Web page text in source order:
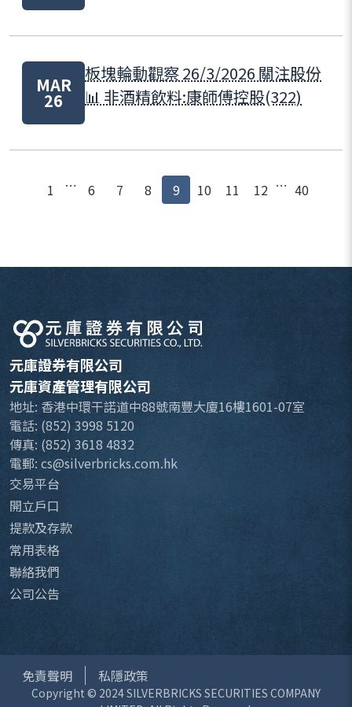
MAR
26
板塊輪動觀察 26/3/2026 關注股份
📊 非酒精飲料:康師傅控股(322)
1 ⋯ 6 7 8 9 10 11 12 ⋯ 40
元庫證券有限公司
元庫資產管理有限公司
地址: 香港中環干諾道中88號南豐大廈16樓1601-07室
電話: (852) 3998 5120
傳真: (852) 3618 4832
電郵: cs@silverbricks.com.hk
交易平台
開立戶口
提款及存款
常用表格
聯絡我們
公司公告
免責聲明 私隱政策
Copyright © 2024 SILVERBRICKS SECURITIES COMPANY